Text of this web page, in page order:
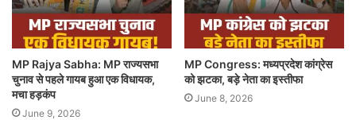
MP Rajya Sabha: MP राज्यसभा
चुनाव से पहले गायब हुआ एक विधायक,
मचा हड़कंप
June 9, 2026
MP Congress: मध्यप्रदेश कांग्रेस
को झटका, बड़े नेता का इस्तीफा
June 8, 2026